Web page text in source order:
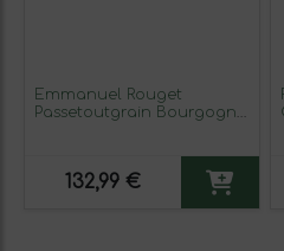
Emmanuel Rouget
Passetoutgrain Bourgogne
132,99 €